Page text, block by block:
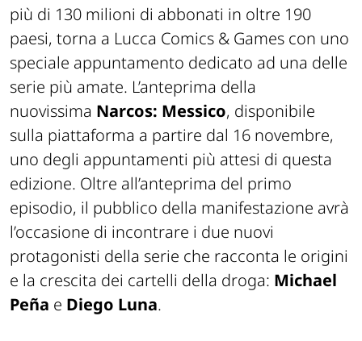
più di 130 milioni di abbonati in oltre 190
paesi, torna a Lucca Comics & Games con uno
speciale appuntamento dedicato ad una delle
serie più amate. L’anteprima della
nuovissima Narcos: Messico, disponibile
sulla piattaforma a partire dal 16 novembre,
uno degli appuntamenti più attesi di questa
edizione. Oltre all’anteprima del primo
episodio, il pubblico della manifestazione avrà
l’occasione di incontrare i due nuovi
protagonisti della serie che racconta le origini
e la crescita dei cartelli della droga: Michael
Peña e Diego Luna.